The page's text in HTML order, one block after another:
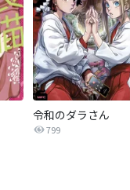
令和のダラさん
799